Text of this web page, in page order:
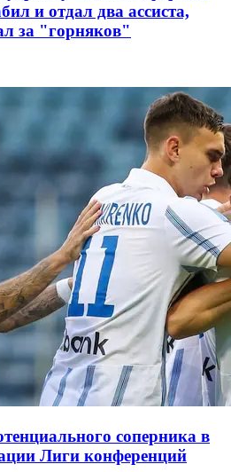
и отдал два ассиста,
за "горняков"
соперника в
Лиги конференций